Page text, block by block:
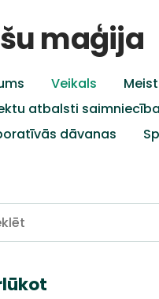
maģija
Veikals
atbalsti
dāvanas